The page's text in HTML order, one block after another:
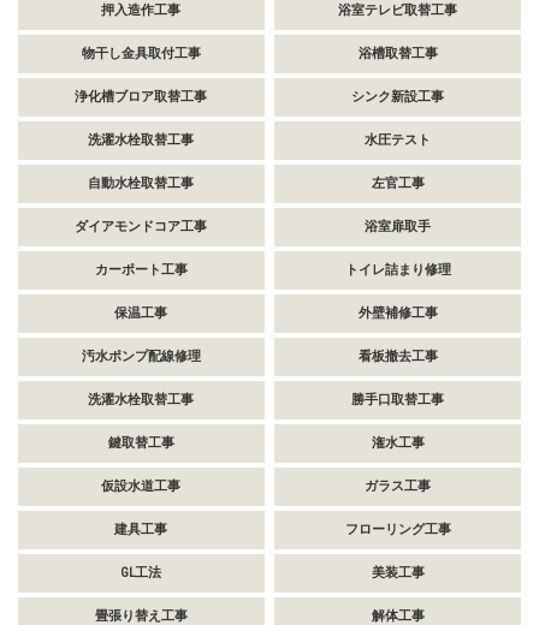
押入造作工事 浴室テレビ取替工事
物干し金具取付工事 浴槽取替工事
浄化槽ブロア取替工事 シンク新設工事
洗濯水栓取替工事 水圧テスト
自動水栓取替工事 左官工事
ダイアモンドコア工事 浴室扉取手
カーポート工事 トイレ詰まり修理
保温工事 外壁補修工事
汚水ポンプ配線修理 看板撤去工事
洗濯水栓取替工事 勝手口取替工事
鍵取替工事 潅水工事
仮設水道工事 ガラス工事
建具工事 フローリング工事
GL工法 美装工事
畳張り替え工事 解体工事